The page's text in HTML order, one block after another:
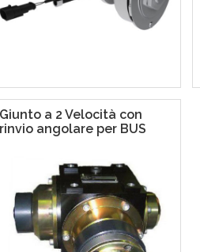
Giunto a 2 Velocità con
rinvio angolare per BUS